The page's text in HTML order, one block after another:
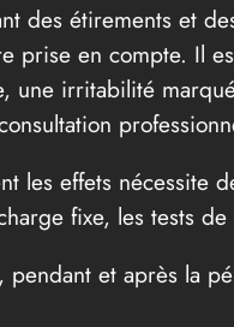
des étirements et
prise en compte. Il
une irritabilité
les effets nécessite
fixe, les tests
pendant et après la